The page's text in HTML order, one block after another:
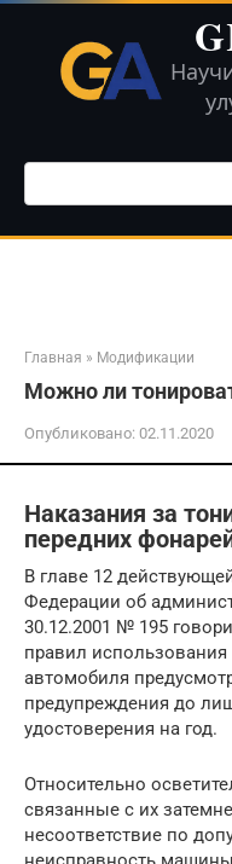
Перейти
контенту
Поиск:
Главная » Модификации
Можно ли
Опубликовано: 02.11.2020
Наказания за
передних
В главе 12
Федерации об
30.12.2001 № 195
правил
автомобиля
предупреждения до
удостоверения на год.
Относительно
связанные с их
несоответствие по